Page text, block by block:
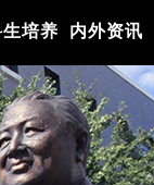
培养 内外资讯